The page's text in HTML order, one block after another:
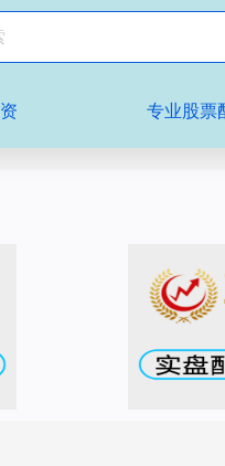
专业股票